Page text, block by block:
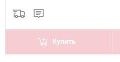
Купить